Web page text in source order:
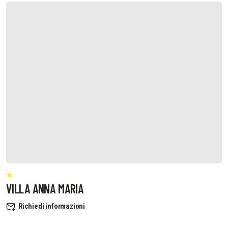
VILLA ANNA MARIA
Richiedi informazioni